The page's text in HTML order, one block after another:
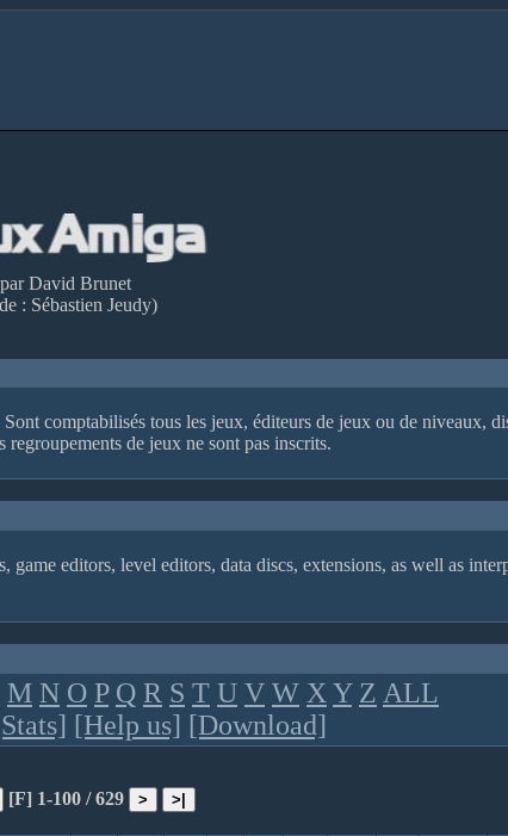
par David Brunet
: Sébastien Jeudy)
comptabilisés tous les jeux, éditeurs de jeux ou de niveaux,
de jeux ne sont pas inscrits.
editors, level editors, data discs, extensions, as well as
M N O P Q R S T U V W X Y Z ALL
[Help us] [Download]
[F] 1-100 / 629